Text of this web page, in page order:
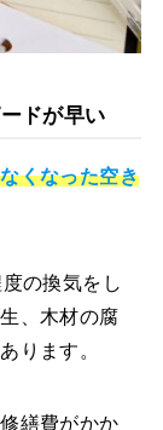
ドが早い
くなった空き
の換気をし
、木材の腐
ります。
繕費がかか